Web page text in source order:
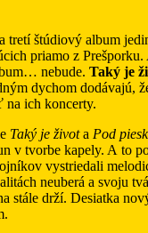
tretí štúdiový album
priamo z Prešporku.
nebude. Taký je
dychom dodávajú,
na ich koncerty.
Taký je života Pod
v tvorbe kapely. A to
vystriedali
neuberá a svoju
stále drží. Desiatka